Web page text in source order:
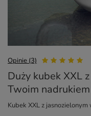
Opinie (3)
Duży kubek XXL
Twoim nadrukiem
Kubek XXL z